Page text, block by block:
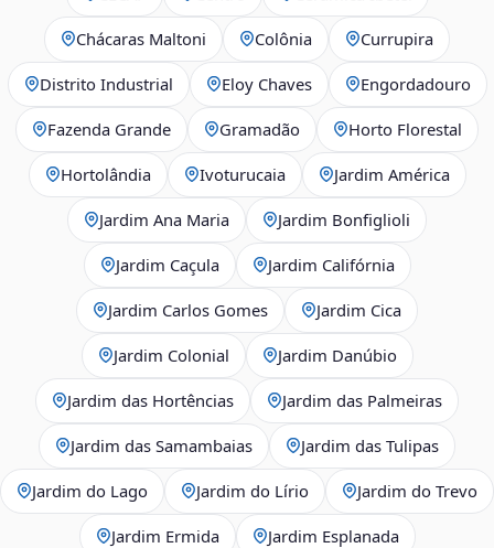
Chácaras Maltoni Colônia Currupira
Distrito Industrial Eloy Chaves Engordadouro
Fazenda Grande Gramadão Horto Florestal
Hortolândia Ivoturucaia Jardim América
Jardim Ana Maria Jardim Bonfiglioli
Jardim Caçula Jardim Califórnia
Jardim Carlos Gomes Jardim Cica
Jardim Colonial Jardim Danúbio
Jardim das Hortências Jardim das Palmeiras
Jardim das Samambaias Jardim das Tulipas
Jardim do Lago Jardim do Lírio Jardim do Trevo
Jardim Ermida Jardim Esplanada